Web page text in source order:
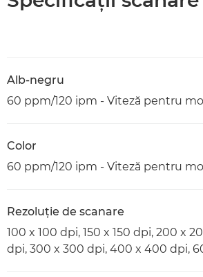
Alb-negru
60 ppm/120 ipm - Viteză pentru
Color
60 ppm/120 ipm - Viteză pentru
Rezoluţie de scanare
100 x 100 dpi, 150 x 150 dpi, 200 x
dpi, 300 x 300 dpi, 400 x 400 dpi,